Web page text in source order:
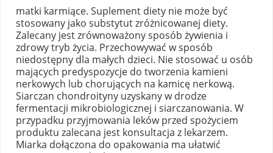
matki karmiące. Suplement diety nie może być
stosowany jako substytut zróżnicowanej diety.
Zalecany jest zrównoważony sposób żywienia i
zdrowy tryb życia. Przechowywać w sposób
niedostępny dla małych dzieci. Nie stosować u osób
mających predyspozycje do tworzenia kamieni
nerkowych lub chorujących na kamicę nerkową.
Siarczan chondroityny uzyskany w drodze
fermentacji mikrobiologicznej i siarczanowania. W
przypadku przyjmowania leków przed spożyciem
produktu zalecana jest konsultacja z lekarzem.
Miarka dołączona do opakowania ma ułatwić